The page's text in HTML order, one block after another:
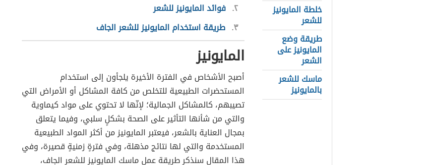
خلطة المايونيز
للشعر
طريقة وضع
المايونيز على
الشعر
ماسك للشعر
بالمايونيز
٢ فوائد المايونيز للشعر
٣ طريقة استخدام المايونيز للشعر الجاف
المايونيز
أصبح الأشخاص في الفترة الأخيرة يلجأون إلى استخدام
المستحضرات الطبيعية للتخلص من كافة المشاكل أو الأمراض التي
تصيبهم، كالمشاكل الجمالية؛ لإنّها لا تحتوي على مواد كيماوية
والتي من شأنها التأثير على الصحة بشكلٍ سلبي، وفيما يتعلق
بمجال العناية بالشعر، فيعتبر المايونيز من أكثر المواد الطبيعية
المستخدمة والتي لها نتائج مذهلة، وفي فترةٍ زمنيةٍ قصيرة، وفي
هذا المقال سنذكر طريقة عمل ماسك المايونيز للشعر الجاف،